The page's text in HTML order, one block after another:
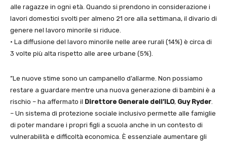
alle ragazze in ogni età. Quando si prendono in considerazione i
lavori domestici svolti per almeno 21 ore alla settimana, il divario di
genere nel lavoro minorile si riduce.
• La diffusione del lavoro minorile nelle aree rurali (14%) è circa di
3 volte più alta rispetto alle aree urbane (5%).
”Le nuove stime sono un campanello d’allarme. Non possiamo
restare a guardare mentre una nuova generazione di bambini è a
rischio – ha affermato il Direttore Generale dell’ILO, Guy Ryder.
– Un sistema di protezione sociale inclusivo permette alle famiglie
di poter mandare i propri figli a scuola anche in un contesto di
vulnerabilità e difficoltà economica. È essenziale aumentare gli